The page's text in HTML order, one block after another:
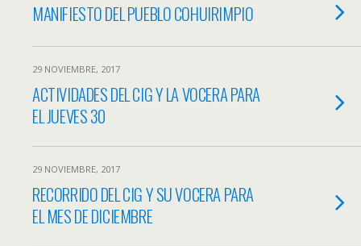
MANIFIESTO DEL PUEBLO COHUIRIMPIO
29 NOVIEMBRE, 2017
ACTIVIDADES DEL CIG Y LA VOCERA PARA
EL JUEVES 30
29 NOVIEMBRE, 2017
RECORRIDO DEL CIG Y SU VOCERA PARA
EL MES DE DICIEMBRE